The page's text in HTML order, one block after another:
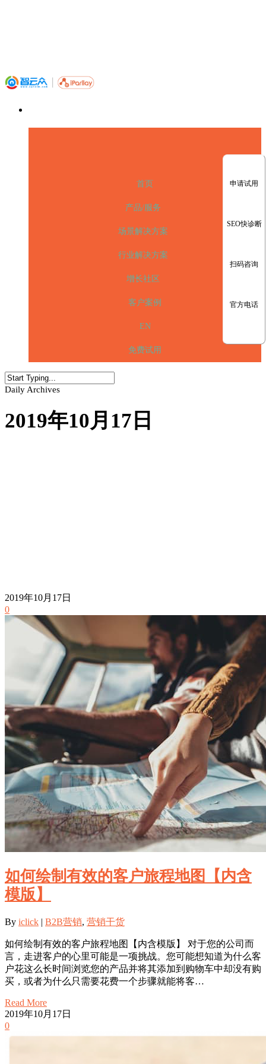
首页
产品/服务
场景解决方案
行业解决方案
增长社区
客户案例
EN
免费试用
Daily Archives
2019年10月17日
2019年10月17日
0
如何绘制有效的客户旅程地图【内含
模版】
By iclick | B2B营销, 营销干货
如何绘制有效的客户旅程地图【内含模版】 对于您的公司而
言，走进客户的心里可能是一项挑战。您可能想知道为什么客
户花这么长时间浏览您的产品并将其添加到购物车中却没有购
买，或者为什么只需要花费一个步骤就能将客…
Read More
2019年10月17日
0
申请试用
SEO快诊断
扫码咨询
官方电话